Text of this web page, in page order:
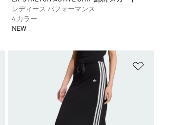
レディース パフォーマンス
4 カラー
NEW
ほしいものリストに追加